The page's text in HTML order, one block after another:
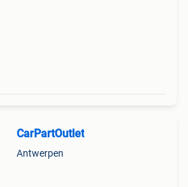
CarPartOutlet
Antwerpen